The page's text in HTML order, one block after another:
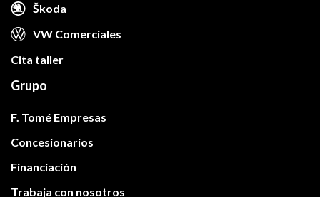
Škoda
VW Comerciales
Cita taller
Grupo
F. Tomé Empresas
Concesionarios
Financiación
Trabaja con nosotros